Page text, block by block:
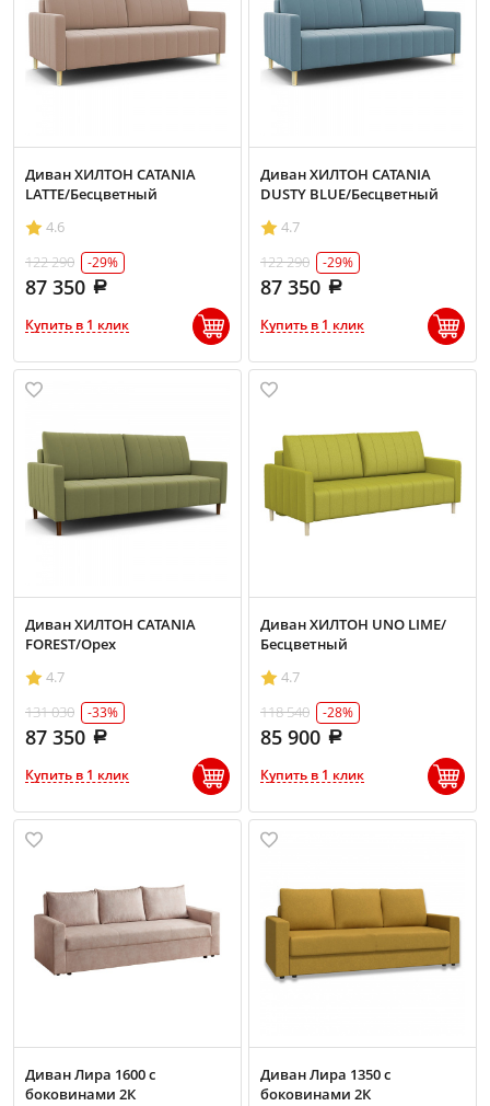
Диван ХИЛТОН CATANIA
LATTE/Бесцветный
4.6
122 290
-29%
87 350
Купить в 1 клик
Диван ХИЛТОН CATANIA
DUSTY BLUE/Бесцветный
4.7
122 290
-29%
87 350
Купить в 1 клик
Диван ХИЛТОН CATANIA
FOREST/Орех
4.7
131 030
-33%
87 350
Купить в 1 клик
Диван ХИЛТОН UNO LIME/
Бесцветный
4.7
118 540
-28%
85 900
Купить в 1 клик
Диван Лира 1600 с
боковинами 2К
Диван Лира 1350 с
боковинами 2К